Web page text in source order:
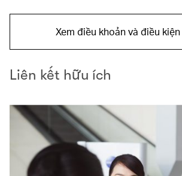
Xem điều khoản và điều
Liên kết hữu ích